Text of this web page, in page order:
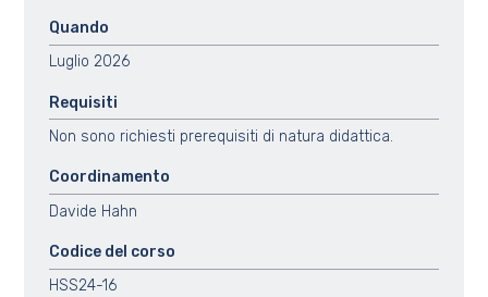
Quando
Luglio 2026
Requisiti
Non sono richiesti prerequisiti di natura didattica.
Coordinamento
Davide Hahn
Codice del corso
HSS24-16